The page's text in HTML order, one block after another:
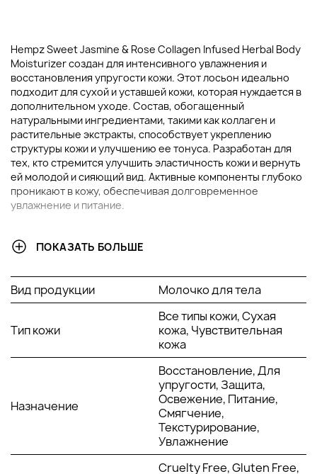
Hempz Sweet Jasmine & Rose Collagen Infused Herbal Body
Moisturizer создан для интенсивного увлажнения и
восстановления упругости кожи. Этот лосьон идеально
подходит для сухой и уставшей кожи, которая нуждается в
дополнительном уходе. Состав, обогащенный
натуральными ингредиентами, такими как коллаген и
растительные экстракты, способствует укреплению
структуры кожи и улучшению ее тонуса. Разработан для
тех, кто стремится улучшить эластичность кожи и вернуть
ей молодой и сияющий вид. Активные компоненты глубоко
проникают в кожу, обеспечивая долговременное
увлажнение и питание.
ОСНОВНЫЕ ИНГРЕДИЕНТЫ И ИХ ПРЕИМУЩЕСТВА:
восстанавливает ее структуру, уменьшая
признаки старения и обеспечивая эффект
Экстракт жасмина
: Успокаивает, снимает
воспаление и обладает антиоксидантными
свойствами, которые защищают от вредного
воздействия окружающей среды.
: Обладает мощными
увлажняющими свойствами, смягчает и
помогает выровнять тон, придавая ей
Масло семян конопли: Богато жирными
кислотами омега-3 и омега-6, глубоко питает
кожу, помогает поддерживать ее водный
ПОКАЗАТЬ БОЛЬШЕ
Вид продукции Молочко для тела
Тип кожи
Все типы кожи, Сухая
кожа, Чувствительная
кожа
Назначение
Восстановление, Для
упругости, Защита,
Освежение, Питание,
Смягчение,
Текстурирование,
Увлажнение
Cruelty Free, Gluten Free,